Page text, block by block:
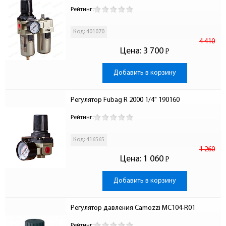
Рейтинг:
Код: 401070
Цена:
4 410
3 700 Р
-
Добавить в корзину
Регулятор Fubag R 2000 1/4" 190160
Рейтинг:
Код: 416565
Цена:
1 260
1 060 Р
-
Добавить в корзину
Регулятор давления Camozzi MC104-R01